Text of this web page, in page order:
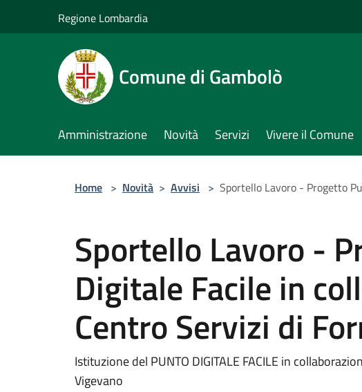
Regione Lombardia
Comune di Gambolò
Amministrazione Novità Servizi Vivere il Comune
Home > Novità > Avvisi > Sportello Lavoro - Progetto
Sportello Lavoro -
Digitale Facile in
Centro Servizi di
Istituzione del PUNTO DIGITALE FACILE in
Vigevano